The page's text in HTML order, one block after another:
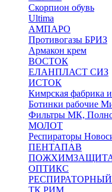
Скорпион обувь
Ultima
АМПАРО
Противогазы БРИЗ
Армакон крем
ВОСТОК
ЕЛАНПЛАСТ СИЗ
ИСТОК
Кимрская фабрика
Ботинки рабочие
Фильтры МК,
МОЛОТ
Респираторы
ПЕНТАПАВ
ОПТИКС
ТК РИМ